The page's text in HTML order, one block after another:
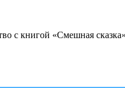
с книгой «Смешная